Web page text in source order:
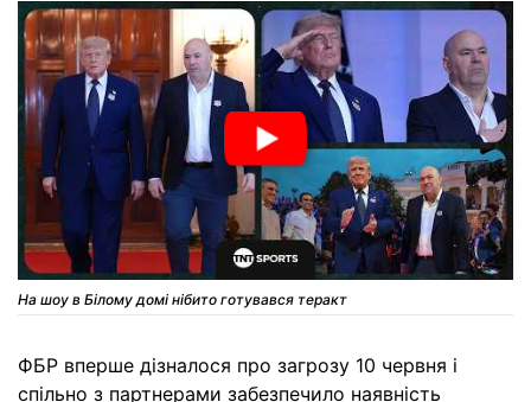
На шоу в Білому домі нібито готувався теракт
ФБР вперше дізналося про загрозу 10 червня і
спільно з партнерами забезпечило наявність